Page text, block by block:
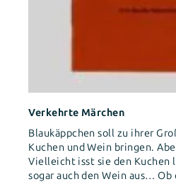
Verkehrte Märchen
Blaukäppchen soll zu ihrer
Kuchen und Wein bringen.
Vielleicht isst sie den
sogar auch den Wein aus… Ob